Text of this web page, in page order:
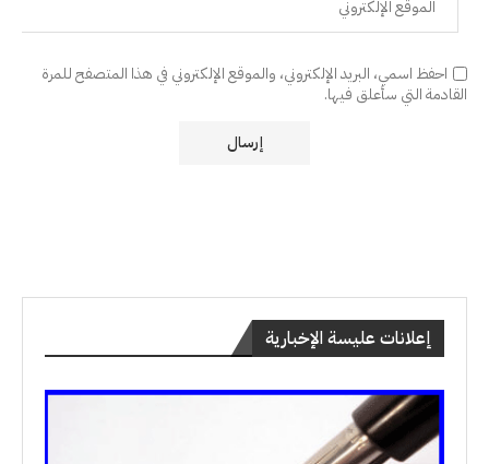
احفظ اسمي، البريد الإلكتروني، والموقع الإلكتروني في هذا المتصفح للمرة
القادمة التي سأعلق فيها.
إعلانات عليسة الإخبارية